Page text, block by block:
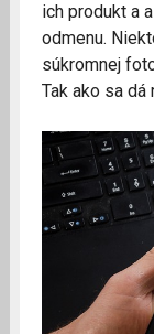
ich produkt a
odmenu.
súkromnej
Tak ako sa